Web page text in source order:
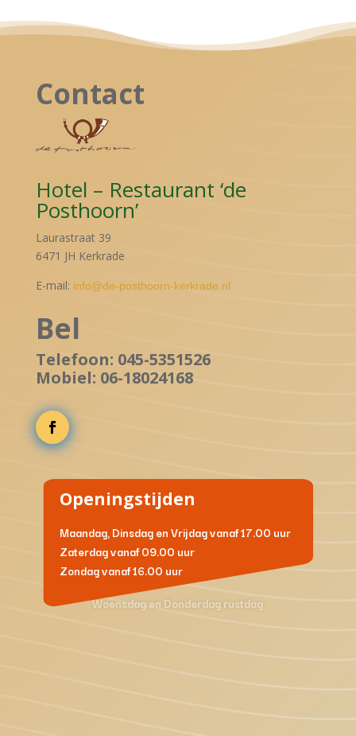
Contact
Hotel – Restaurant ‘de
Posthoorn’
Laurastraat 39
6471 JH Kerkrade
E-mail: info@de-posthoorn-kerkrade.nl
Bel
Telefoon: 045-5351526
Mobiel: 06-18024168
Openingstijden
Maandag, Dinsdag en Vrijdagvanaf 17.00 uur
Zaterdagvanaf 09.00 uur
Zondagvanaf 16.00 uur
Woensdag en Donderdag rustdag